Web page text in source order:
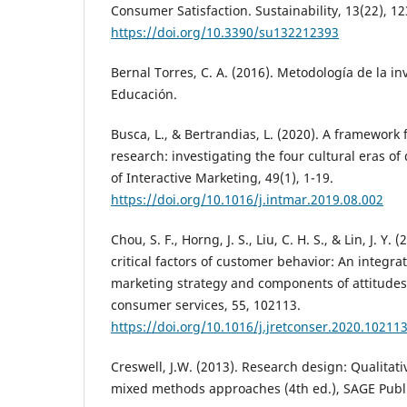
Consumer Satisfaction. Sustainability, 13(22),
https://doi.org/10.3390/su132212393
Bernal Torres, C. A. (2016). Metodología de la
Educación.
Busca, L., & Bertrandias, L. (2020). A
research: investigating the four cultural eras of
of Interactive Marketing, 49(1), 1-19.
https://doi.org/10.1016/j.intmar.2019.08.002
Chou, S. F., Horng, J. S., Liu, C. H. S., & Lin, J.
critical factors of customer behavior: An
marketing strategy and components of
consumer services, 55, 102113.
https://doi.org/10.1016/j.jretconser.2020.102113
Creswell, J.W. (2013). Research design:
mixed methods approaches (4th ed.), SAGE